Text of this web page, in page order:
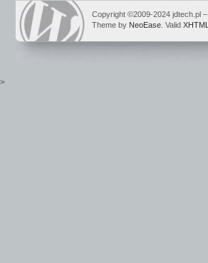
Copyright ©2009-2024 jdtech.pl
Theme by NeoEase . Valid
>